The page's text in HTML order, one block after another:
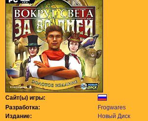
Сайт(ы) игры:
Разработка:
Frogwares
Издание:
Новый Диск